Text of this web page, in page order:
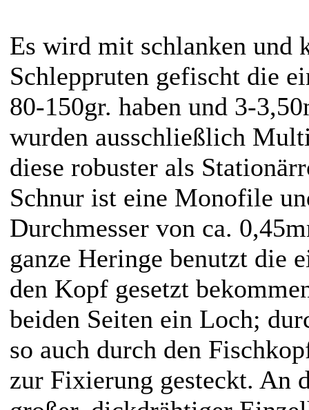
Es wird mit schlanken und
Schleppruten gefischt die
80-150gr. haben und 3-
wurden ausschließlich
diese robuster als
Schnur ist eine Monofile
Durchmesser von ca.
ganze Heringe benutzt die
den Kopf gesetzt
beiden Seiten ein Loch;
so auch durch den
zur Fixierung gesteckt. An